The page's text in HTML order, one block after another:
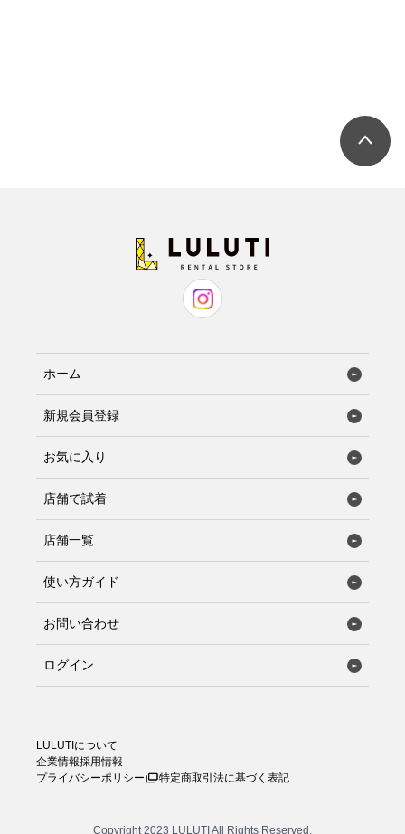
ホーム
新規会員登録
お気に入り
店舗で試着
店舗一覧
使い方ガイド
お問い合わせ
ログイン
LULUTIについて
企業情報採用情報
プライバシーポリシー
特定商取引法に基づく表記
Copyright 2023 LULUTI All Rights Reserved.